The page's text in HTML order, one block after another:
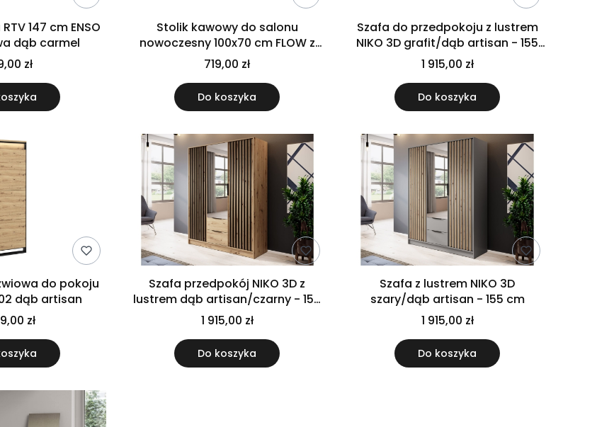
147 cm ENSO
dąb carmel
zł
Stolik kawowy do salonu
nowoczesny 100x70 cm FLOW z
szafką ryflowany front na
nóżkach
719,00 zł
Do koszyka
Szafa do przedpokoju z lustrem
NIKO 3D grafit/dąb artisan - 155
cm
1 915,00 zł
Do koszyka
do pokoju
dąb artisan
zł
Szafa przedpokój NIKO 3D z
lustrem dąb artisan/czarny - 155
cm
1 915,00 zł
Do koszyka
Szafa z lustrem NIKO 3D
szary/dąb artisan - 155 cm
1 915,00 zł
Do koszyka